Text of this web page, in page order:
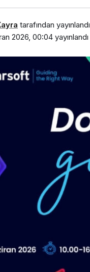
tarafından yayınlandı
2026, 00:04 yayınlandı